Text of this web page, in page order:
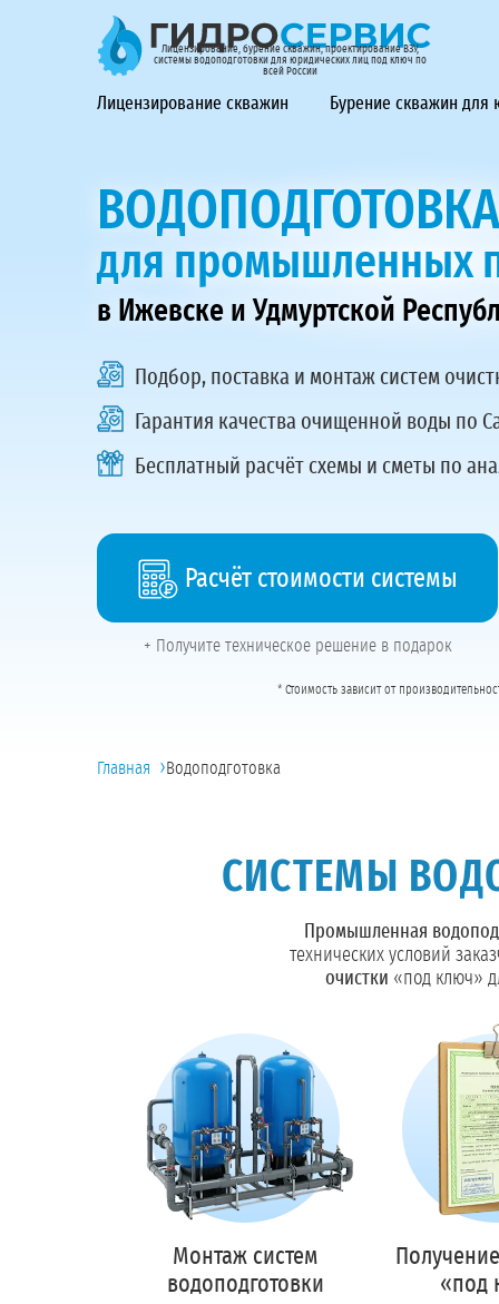
Лицензирование, бурение скважин, проектирование ВЗУ,
системы водоподготовки для юридических лиц под ключ по
всей России
ГидроСервис - лицензирование, бурение скважин,
Лицензирование скважин Бурение скважин для
ВОДОПОДГОТОВКА
для промышленных
в Ижевске и Удмуртской
Подбор, поставка и монтаж систем
Гарантия качества очищенной воды по
Бесплатный расчёт схемы и сметы по
Расчёт стоимости системы
+ Получите техническое решение в подарок
* Стоимость зависит от
Главная ›Водоподготовка
СИСТЕМЫ
Промышленная
технических условий
очистки «под ключ»
Монтаж систем
водоподготовки
«под